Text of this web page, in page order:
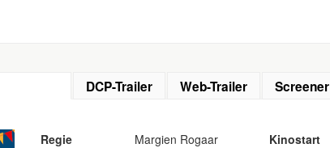
DCP-Trailer Web-Trailer Screener
Regie
Margien Rogaar
Kinostart